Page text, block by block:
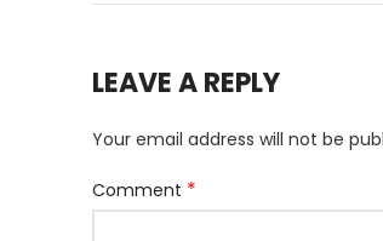
LEAVE A REPLY
Your email address will not be
Comment *